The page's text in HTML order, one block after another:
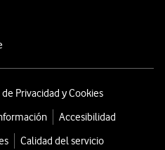
Privacidad y Cookies
Accesibilidad
Calidad del servicio